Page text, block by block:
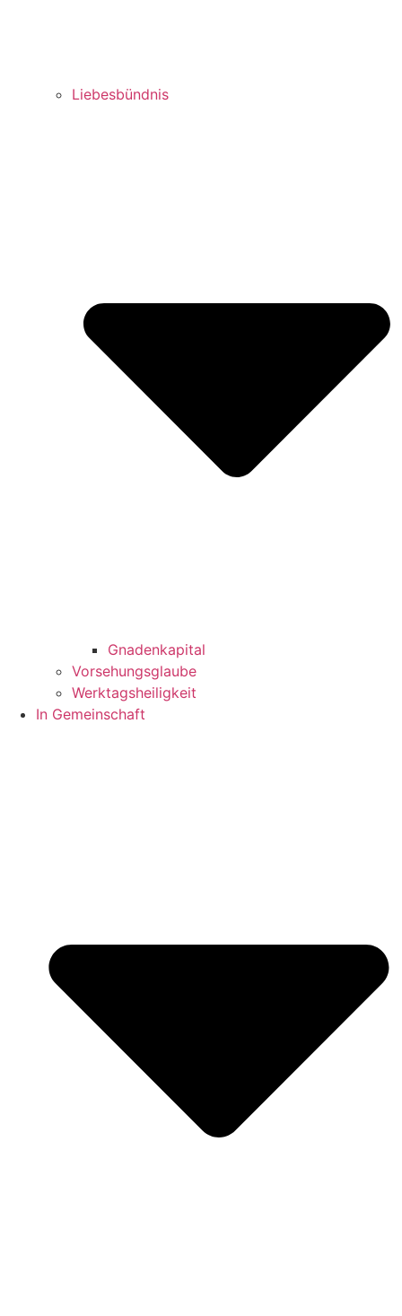
Liebesbündnis
Gnadenkapital
Vorsehungsglaube
Werktagsheiligkeit
In Gemeinschaft